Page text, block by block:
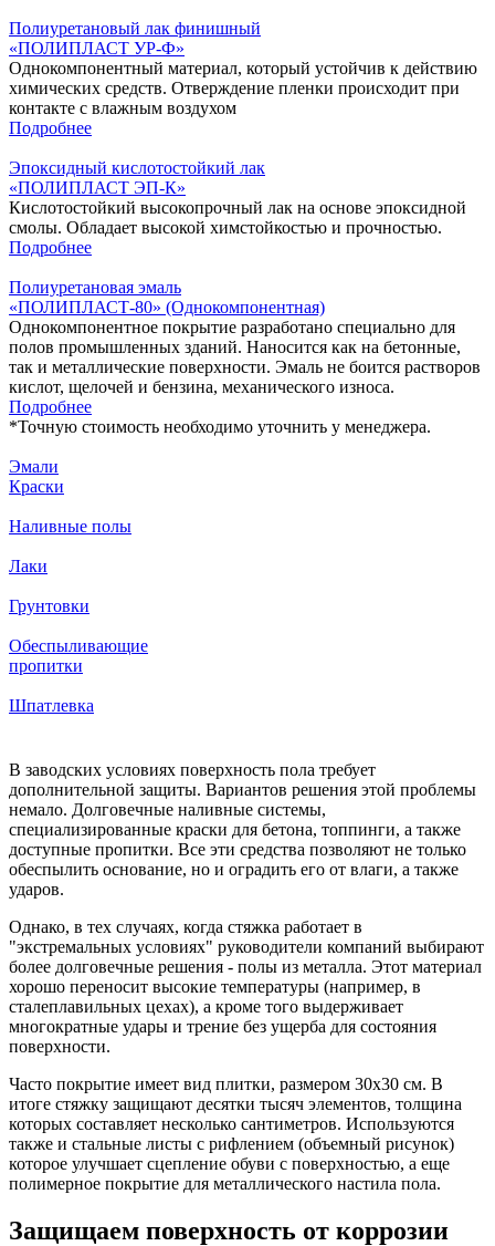
Полиуретановый лак финишный
«‎ПОЛИПЛАСТ УР-Ф»
Однокомпонентный материал, который устойчив к действию
химических средств. Отверждение пленки происходит при
контакте с влажным воздухом
Подробнее
Эпоксидный кислотостойкий лак
«ПОЛИПЛАСТ ЭП-К»
Кислотостойкий высокопрочный лак на основе эпоксидной
смолы. Обладает высокой химстойкостью и прочностью.
Подробнее
Полиуретановая эмаль
«ПОЛИПЛАСТ-80» (Однокомпонентная)
Однокомпонентное покрытие разработано специально для
полов промышленных зданий. Наносится как на бетонные,
так и металлические поверхности. Эмаль не боится растворов
кислот, щелочей и бензина, механического износа.
Подробнее
*Точную стоимость необходимо уточнить у менеджера.
Эмали
Краски
Наливные полы
Лаки
Грунтовки
Обеспыливающие
пропитки
Шпатлевка
В заводских условиях поверхность пола требует
дополнительной защиты. Вариантов решения этой проблемы
немало. Долговечные наливные системы,
специализированные краски для бетона, топпинги, а также
доступные пропитки. Все эти средства позволяют не только
обеспылить основание, но и оградить его от влаги, а также
ударов.
Однако, в тех случаях, когда стяжка работает в
"экстремальных условиях" руководители компаний выбирают
более долговечные решения - полы из металла. Этот материал
хорошо переносит высокие температуры (например, в
сталеплавильных цехах), а кроме того выдерживает
многократные удары и трение без ущерба для состояния
поверхности.
Часто покрытие имеет вид плитки, размером 30х30 см. В
итоге стяжку защищают десятки тысяч элементов, толщина
которых составляет несколько сантиметров. Используются
также и стальные листы с рифлением (объемный рисунок)
которое улучшает сцепление обуви с поверхностью, а еще
полимерное покрытие для металлического настила пола.
Защищаем поверхность от коррозии